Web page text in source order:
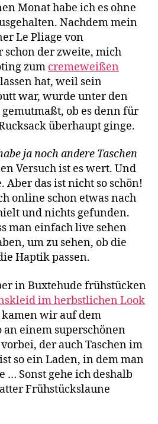
Monat habe ich es ohne
Nachdem mein
Le Pliage von
schon der zweite, mich
zum cremeweißen
hat, weil sein
war, wurde unter den
ob es denn für
überhaupt ginge.
ja noch andere Taschen
Versuch ist es wert. Und
Aber das ist nicht so schön!
online schon etwas nach
und nichts gefunden.
man einfach live sehen
um zu sehen, ob die
Haptik passen.
in Buxtehude frühstücken
im herbstlichen Look
wir auf dem
an einem superschönen
der auch Taschen im
so ein Laden, in dem man
… Sonst gehe ich deshalb
Frühstückslaune